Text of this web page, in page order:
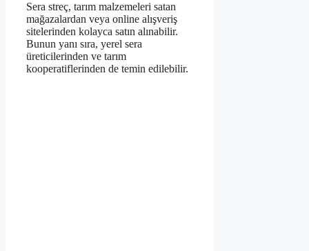
Sera streç, tarım malzemeleri satan
mağazalardan veya online alışveriş
sitelerinden kolayca satın alınabilir.
Bunun yanı sıra, yerel sera
üreticilerinden ve tarım
kooperatiflerinden de temin edilebilir.